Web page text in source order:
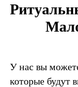
У нас вы
которые будут